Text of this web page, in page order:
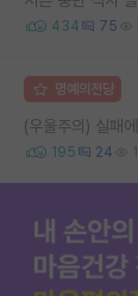
434 75
명예의전당
(우울주의) 실패
195 24